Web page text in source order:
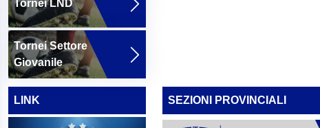
Tornei LND
Tornei Settore
Giovanile
LINK SEZIONI PROVINCIALI